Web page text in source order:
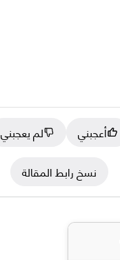
أعجبني
لم يعجبني
نسخ رابط المقالة